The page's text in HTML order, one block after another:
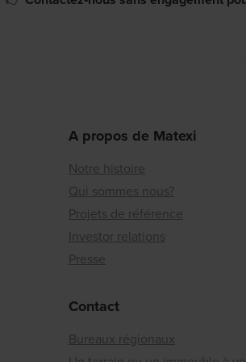
A propos de Matexi
Notre histoire
Qui sommes nous?
Projets de référence
Investor relations
Presse
Contact
Bureaux régionaux